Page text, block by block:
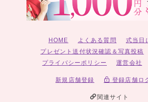
HOME よくある質問
式当日
プレゼント送付状況確認＆写真投稿
プライバシーポリシー
運営会社
新規店舗登録 登録店舗ロ
関連サイト